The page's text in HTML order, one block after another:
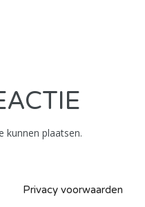
kunnen plaatsen.
Privacy voorwaarden